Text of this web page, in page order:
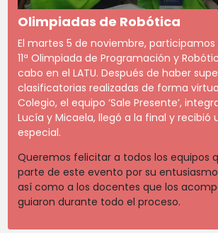
Olimpiadas de Robótica
El martes 5 de noviembre,
11ª Olimpiada de Programación y
cabo en el LATU. Después de haber
clasificatorias realizadas de forma
Colegio, el equipo ‘Sale Presente’,
Lucía y Micaela, llegó a la final y recibió
especial.
Queremos felicitar a todos los equipos
parte de este evento por su
así como a los docentes que los
guiaron durante todo el proceso.